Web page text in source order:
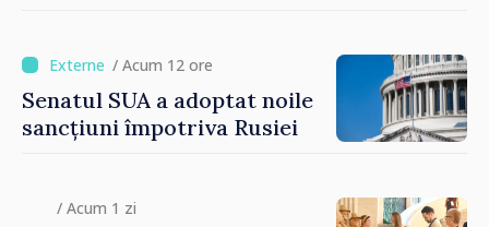
/ Acum 12 ore
Senatul SUA a adoptat noile
sancțiuni împotriva Rusiei
/ Acum 1 zi